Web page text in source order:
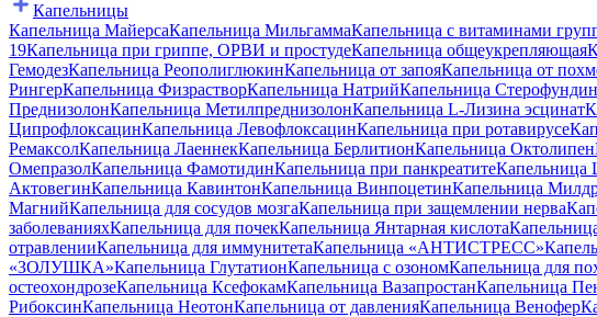
Капельницы
Капельница МайерсаКапельница МильгаммаКапельница с витаминами
19Капельница при гриппе, ОРВИ и простудеКапельница общеукрепляющая
ГемодезКапельница РеополиглюкинКапельница от запояКапельница от
РингерКапельница ФизрастворКапельница НатрийКапельница Стерофундин
ПреднизолонКапельница МетилпреднизолонКапельница L-Лизина эсцинат
ЦипрофлоксацинКапельница ЛевофлоксацинКапельница при ротавирусе
РемаксолКапельница ЛаеннекКапельница БерлитионКапельница Октолипен
ОмепразолКапельница ФамотидинКапельница при панкреатитеКапельница
АктовегинКапельница КавинтонКапельница ВинпоцетинКапельница
МагнийКапельница для сосудов мозгаКапельница при защемлении нерва
заболеванияхКапельница для почекКапельница Янтарная кислота
отравленииКапельница для иммунитетаКапельница «АНТИСТРЕСС»
«ЗОЛУШКА»Капельница ГлутатионКапельница с озономКапельница для
остеохондрозеКапельница КсефокамКапельница ВазапростанКапельница
РибоксинКапельница НеотонКапельница от давленияКапельница Венофер